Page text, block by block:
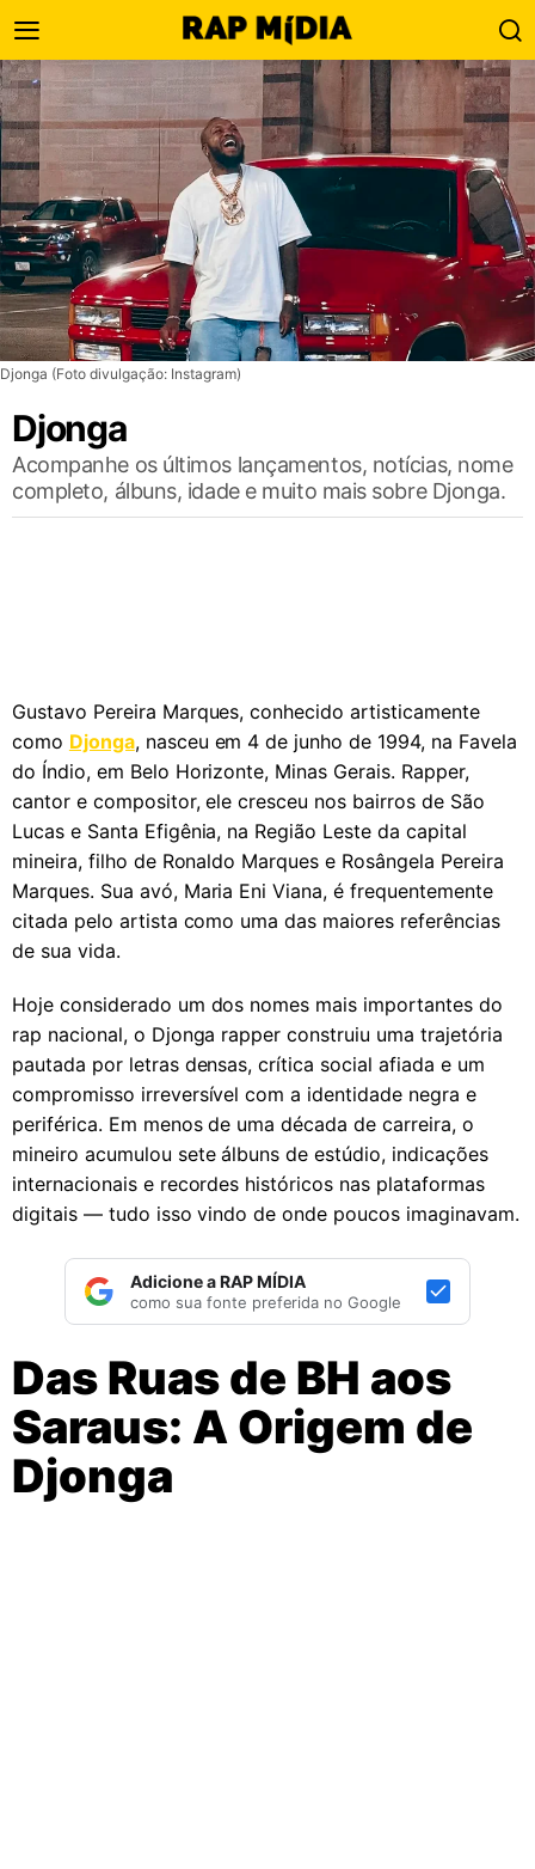
Djonga (Foto divulgação: Instagram)
Djonga
Acompanhe os últimos lançamentos, notícias, nome
completo, álbuns, idade e muito mais sobre Djonga.
Gustavo Pereira Marques, conhecido artisticamente
como Djonga, nasceu em 4 de junho de 1994, na Favela
do Índio, em Belo Horizonte, Minas Gerais. Rapper,
cantor e compositor, ele cresceu nos bairros de São
Lucas e Santa Efigênia, na Região Leste da capital
mineira, filho de Ronaldo Marques e Rosângela Pereira
Marques. Sua avó, Maria Eni Viana, é frequentemente
citada pelo artista como uma das maiores referências
de sua vida.
Hoje considerado um dos nomes mais importantes do
rap nacional, o Djonga rapper construiu uma trajetória
pautada por letras densas, crítica social afiada e um
compromisso irreversível com a identidade negra e
periférica. Em menos de uma década de carreira, o
mineiro acumulou sete álbuns de estúdio, indicações
internacionais e recordes históricos nas plataformas
digitais — tudo isso vindo de onde poucos imaginavam.
Adicione a RAP MÍDIA
como sua fonte preferida no Google
Das Ruas de BH aos
Saraus: A Origem de
Djonga